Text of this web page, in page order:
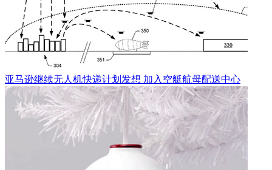
亚马逊继续无人机快递计划发想 加入空艇航母配送中心